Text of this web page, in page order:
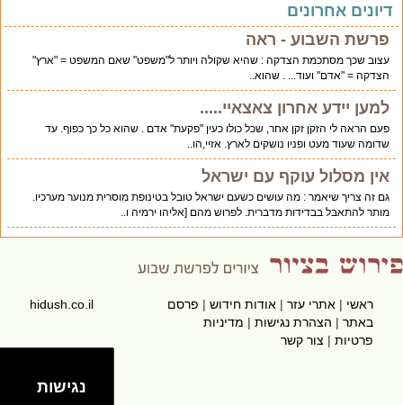
דיונים אחרונים
פרשת השבוע - ראה
עצוב שכך מסתכמת הצדקה : שהיא שקולה ויותר ל"משפט" שאם המשפט = "ארץ"
הצדקה = "אדם" ועוד... . שהוא..
למען יידע אחרון צאצאיי.....
פעם הראה לי הזקן זקן אחר, שכל כולו כעין "פקעת" אדם . שהוא כל כך כפוף. עד
שדומה שעוד מעט ופניו נושקים לארץ. אזיי,הו..
אין מסלול עוקף עם ישראל
גם זה צריך שיאמר : מה עושים כשעם ישראל טובל בטינופת מוסרית מנוער מערכיו.
מותר להתאבל בבדידות מדברית. לפרוש מהם [אליהו ירמיה ו..
ראשי | אתרי עזר | אודות חידוש | פרסם
באתר | הצהרת נגישות | מדיניות
פרטיות | צור קשר
hidush.co.il
נגישות